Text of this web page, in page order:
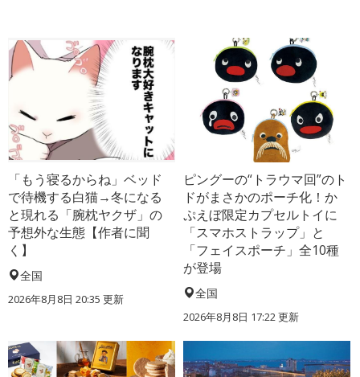
「もう寝るからね」ベッド
で待機する白猫→冬になる
と現れる「腕枕ヤクザ」の
予想外な生態【作者に聞
く】
全国
2026年8月8日 20:35 更新
ピングーの“トラウマ回”のト
ドがまさかのポーチ化！か
ぷえぼ限定カプセルトイに
「スマホストラップ」と
「フェイスポーチ」全10種
が登場
全国
2026年8月8日 17:22更新